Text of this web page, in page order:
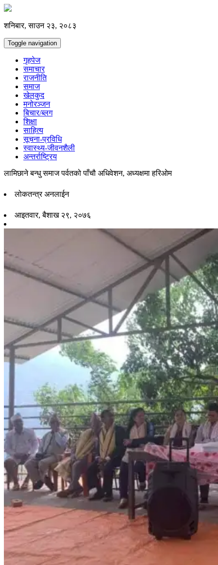
शनिबार, साउन २३, २०८३
Toggle navigation
गृहपेज
समाचार
राजनीति
समाज
खेलकुद
मनोरञ्जन
बिचार/ब्लग
शिक्षा
साहित्य
सूचना-प्रविधि
स्वास्थ्य-जीवनशैली
अन्तर्राष्ट्रिय
लामिछाने बन्धु समाज पर्वतको पाँचौ अधिवेशन, अध्यक्षमा हरिओम
लोकतन्त्र अनलाईन
आइतवार, बैशाख २९, २०७६